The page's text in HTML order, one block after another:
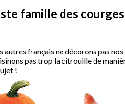
famille des
français ne décorons pas
pas trop la citrouille de
!